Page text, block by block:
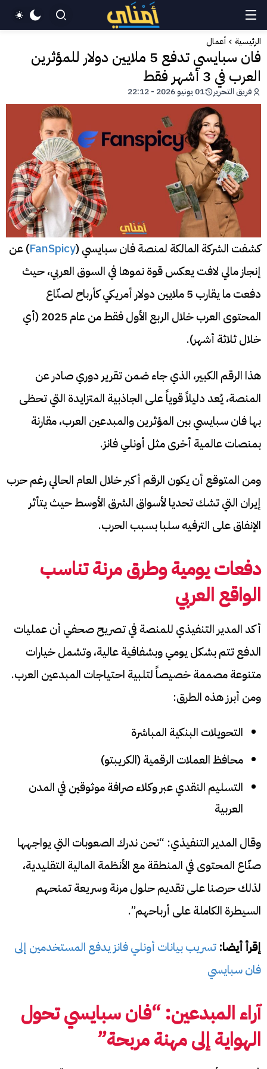
الرئيسية أعمال
فان سبايسي تدفع 5 ملايين دولار للمؤثرين
العرب في 3 أشهر فقط
فريق التحرير 01 يونيو 2026 - 22:12
كشفت الشركة المالكة لمنصة فان سبايسي (FanSpicy) عن
إنجاز مالي لافت يعكس قوة نموها في السوق العربي، حيث
دفعت ما يقارب 5 ملايين دولار أمريكي كأرباح لصنّاع
المحتوى العرب خلال الربع الأول فقط من عام 2025 (أي
خلال ثلاثة أشهر).
هذا الرقم الكبير، الذي جاء ضمن تقرير دوري صادر عن
المنصة، يُعد دليلاً قوياً على الجاذبية المتزايدة التي تحظى
بها فان سبايسي بين المؤثرين والمبدعين العرب، مقارنة
بمنصات عالمية أخرى مثل أونلي فانز.
ومن المتوقع أن يكون الرقم أكبر خلال العام الحالي رغم حرب
إيران التي تشك تحديا لأسواق الشرق الأوسط حيث يتأثر
الإنفاق على الترفيه سلبا بسبب الحرب.
دفعات يومية وطرق مرنة تناسب
الواقع العربي
أكد المدير التنفيذي للمنصة في تصريح صحفي أن عمليات
الدفع تتم بشكل يومي وبشفافية عالية، وتشمل خيارات
متنوعة مصممة خصيصاً لتلبية احتياجات المبدعين العرب.
ومن أبرز هذه الطرق:
التحويلات البنكية المباشرة
محافظ العملات الرقمية (الكريبتو)
التسليم النقدي عبر وكلاء صرافة موثوقين في المدن
العربية
وقال المدير التنفيذي: “نحن ندرك الصعوبات التي يواجهها
صنّاع المحتوى في المنطقة مع الأنظمة المالية التقليدية،
لذلك حرصنا على تقديم حلول مرنة وسريعة تمنحهم
السيطرة الكاملة على أرباحهم”.
إقرأ أيضا: تسريب بيانات أونلي فانز يدفع المستخدمين إلى
فان سبايسي
آراء المبدعين: “فان سبايسي تحول
الهواية إلى مهنة مربحة”